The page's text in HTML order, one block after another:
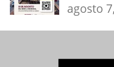
agosto